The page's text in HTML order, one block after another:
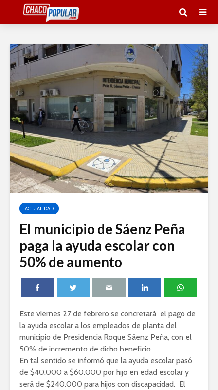
ACTUALIDAD
El municipio de Sáenz Peña
paga la ayuda escolar con
50% de aumento
Este viernes 27 de febrero se concretará el pago de
la ayuda escolar a los empleados de planta del
municipio de Presidencia Roque Sáenz Peña, con el
50% de incremento de dicho beneficio.
En tal sentido se informó que la ayuda escolar pasó
de $40.000 a $60.000 por hijo en edad escolar y
será de $240.000 para hijos con discapacidad. El